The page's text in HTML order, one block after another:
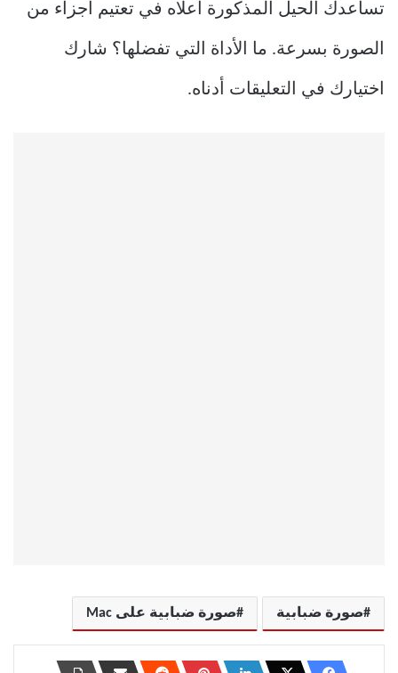
تساعدك الحيل المذكورة أعلاه في تعتيم أجزاء من
الصورة بسرعة. ما الأداة التي تفضلها؟ شارك
اختيارك في التعليقات أدناه.
صورة ضبابية صورة ضبابية على Mac